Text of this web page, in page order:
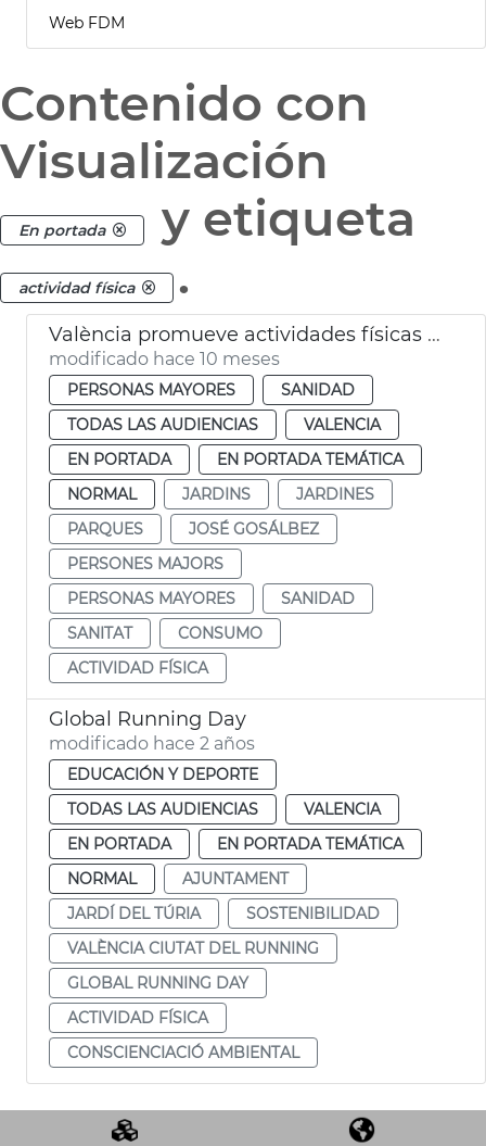
Web FDM
Contenido con
Visualización
En portada y etiqueta
actividad física .
València promueve actividades físicas al aire libre para adultos
modificado hace 10 meses
PERSONAS MAYORES
SANIDAD
TODAS LAS AUDIENCIAS
VALENCIA
EN PORTADA
EN PORTADA TEMÁTICA
NORMAL
JARDINS
JARDINES
PARQUES
JOSÉ GOSÁLBEZ
PERSONES MAJORS
PERSONAS MAYORES
SANIDAD
SANITAT
CONSUMO
ACTIVIDAD FÍSICA
Global Running Day
modificado hace 2 años
EDUCACIÓN Y DEPORTE
TODAS LAS AUDIENCIAS
VALENCIA
EN PORTADA
EN PORTADA TEMÁTICA
NORMAL
AJUNTAMENT
JARDÍ DEL TÚRIA
SOSTENIBILIDAD
VALÈNCIA CIUTAT DEL RUNNING
GLOBAL RUNNING DAY
ACTIVIDAD FÍSICA
CONSCIENCIACIÓ AMBIENTAL